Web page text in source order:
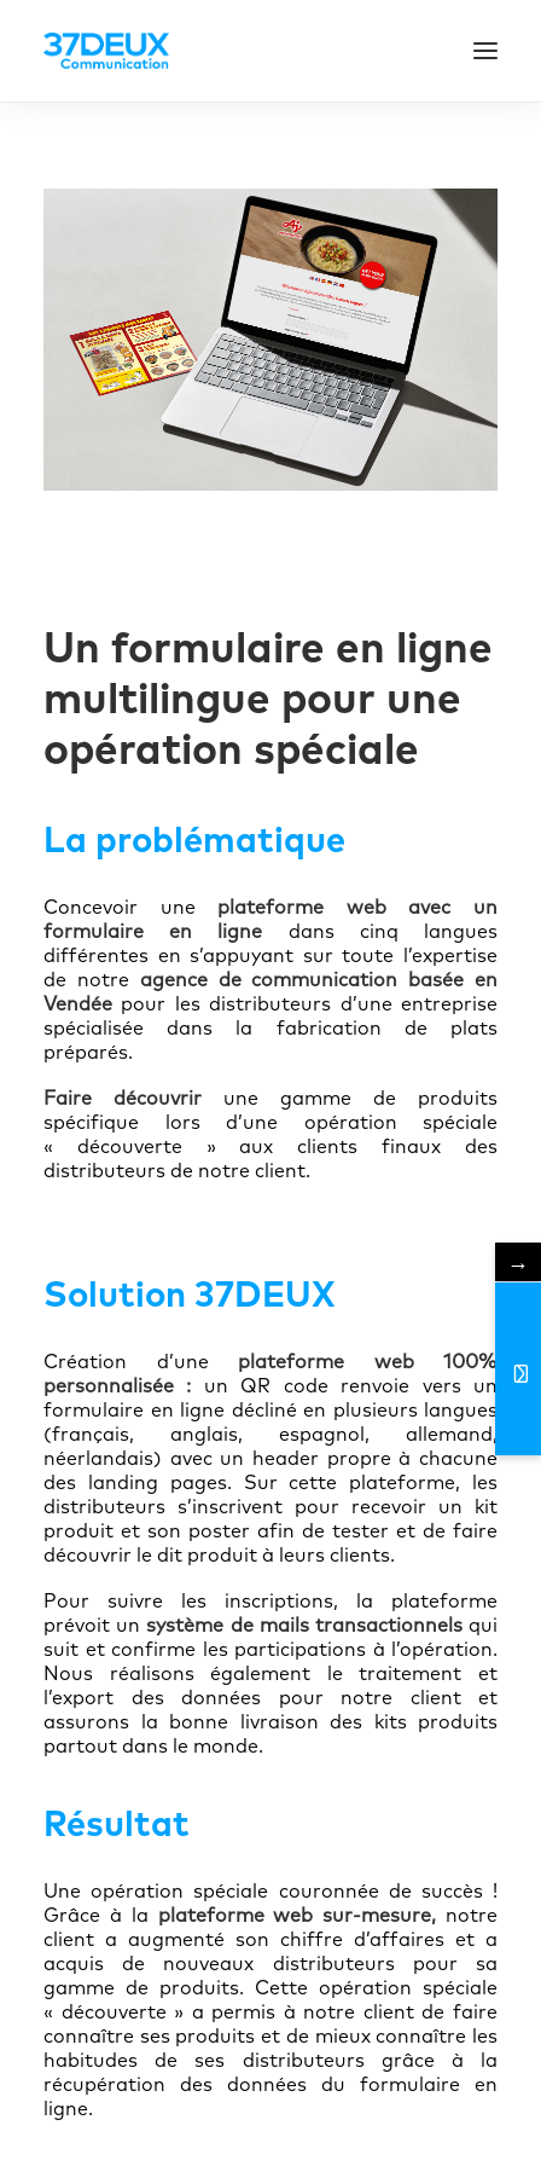
Un formulaire en ligne
multilingue pour une
opération spéciale
La problématique
Concevoir une plateforme web avec un
formulaire en ligne dans cinq langues
différentes en s’appuyant sur toute l’expertise
de notre agence de communication basée en
Vendée pour les distributeurs d’une entreprise
spécialisée dans la fabrication de plats
préparés.
Faire découvrir une gamme de produits
spécifique lors d’une opération spéciale
« découverte » aux clients finaux des
distributeurs de notre client.
Solution 37DEUX
Création d’une plateforme web 100%
personnalisée : un QR code renvoie vers un
formulaire en ligne décliné en plusieurs langues
(français, anglais, espagnol, allemand,
néerlandais) avec un header propre à chacune
des landing pages. Sur cette plateforme, les
distributeurs s’inscrivent pour recevoir un kit
produit et son poster afin de tester et de faire
découvrir le dit produit à leurs clients.
Pour suivre les inscriptions, la plateforme
prévoit unsystème de mails transactionnelsqui
suit et confirme les participations à l’opération.
Nous réalisons également le traitement et
l’export des données pour notre client et
assurons la bonne livraison des kits produits
partout dans le monde.
Résultat
Une opération spéciale couronnée de succès !
Grâce à la plateforme web sur-mesure, notre
client a augmenté son chiffre d’affaires et a
acquis de nouveaux distributeurs pour sa
gamme de produits. Cette opération spéciale
« découverte » a permis à notre client de faire
connaître ses produits et de mieux connaître les
habitudes de ses distributeurs grâce à la
récupération des données du formulaire en
ligne.
→